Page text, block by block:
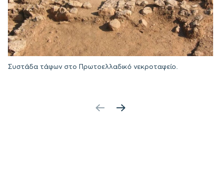
Συστάδα τάφων στο Πρωτοελλαδικό νεκροταφείο.